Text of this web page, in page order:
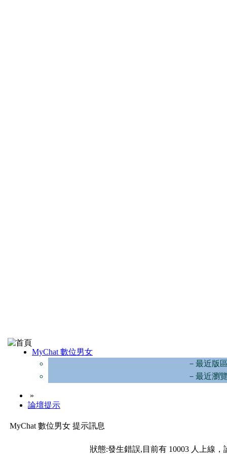
MyChat 數位男女
－最近版
－最近瀏
»
論壇提示
MyChat 數位男女 提示訊息
狀態:發生錯誤,目前有 10003 人上線